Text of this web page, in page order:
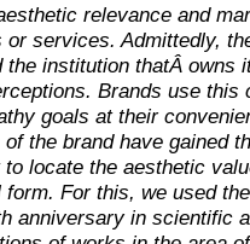
relevance and
services. Admittedly,
the institution thatÂ owns
Brands use
goals at their
the brand have gained
locate the aesthetic
form. For this, we used
anniversary in scientific